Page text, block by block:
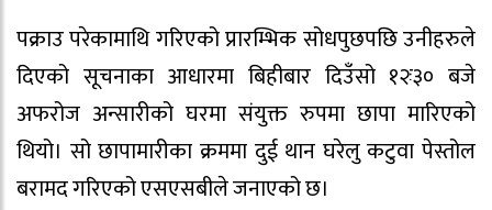
पक्राउ परेकामाथि गरिएको प्रारम्भिक सोधपुछपछि उनीहरुले
दिएको सूचनाका आधारमा बिहीबार दिउँसो १२ः३० बजे
अफरोज अन्सारीको घरमा संयुक्त रुपमा छापा मारिएको
थियो। सो छापामारीका क्रममा दुई थान घरेलु कटुवा पेस्तोल
बरामद गरिएको एसएसबीले जनाएको छ।